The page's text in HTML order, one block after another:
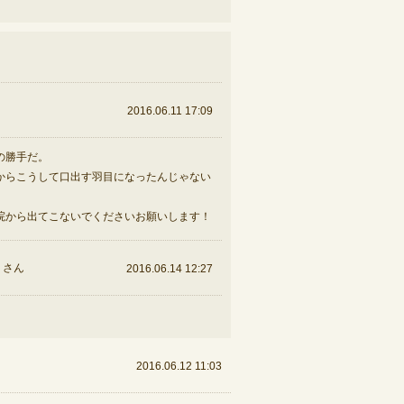
2016.06.11 17:09
手だ。
こうして口出す羽目になったんじゃない
ら出てこないでくださいお願いします！
さん 2016.06.14 12:27
2016.06.12 11:03